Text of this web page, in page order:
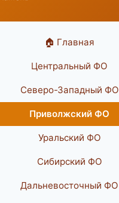
🏠 Главная
Центральный ФО
Северо-Западный ФО
Приволжский ФО
Уральский ФО
Сибирский ФО
Дальневосточный ФО